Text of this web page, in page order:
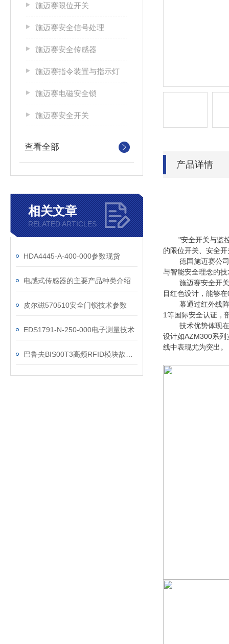
施迈赛限位开关
施迈赛安全信号处理
施迈赛安全传感器
施迈赛指令装置与指示灯
施迈赛电磁安全锁
施迈赛安全开关
查看全部
相关文章
RELATED ARTICLES
HDA4445-A-400-000参数现货
电感式传感器的主要产品种类介绍
皮尔磁570510安全门锁技术参数
EDS1791-N-250-000电子测量技术
产品详情
"安全开关与监
的限位开关、安全
德国施迈赛公
与智能安全理念的
施迈赛安全开
目红色设计，能够
幕通过红外线
1等国际安全认证，
技术优势体现
设计如AZM300系列
线中表现尤为突出。